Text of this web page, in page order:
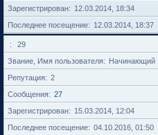
Зарегистрирован
12.03.2014, 18:34
Последнее посещение
12.03.2014, 18:37
29
Звание, Имя пользователя
Начинающий
Репутация
2
Сообщения
27
Зарегистрирован
15.03.2014, 12:04
Последнее посещение
04.10.2016, 01:50